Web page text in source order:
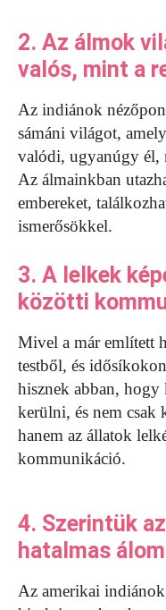
2. Az álmok
valós, mint a
Az indiánok
sámáni világot,
valódi, ugyanúgy él,
Az álmainkban
embereket,
ismerősökkel.
3. A lelkek
közötti
Mivel a már említett
testből, és
hisznek abban, hogy
kerülni, és nem csak
hanem az állatok
kommunikáció.
4. Szerintük
hatalmas álom
Az amerikai